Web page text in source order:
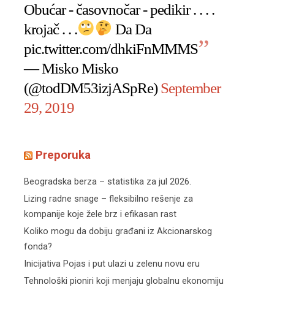
Obućar - časovnočar - pedikir . . . .
krojač . . .
Da Da
pic.twitter.com/dhkiFnMMMS
— Misko Misko
(@todDM53izjASpRe)September
29, 2019
Preporuka
Beogradska berza – statistika za jul 2026.
Lizing radne snage – fleksibilno rešenje za
kompanije koje žele brz i efikasan rast
Koliko mogu da dobiju građani iz Akcionarskog
fonda?
Inicijativa Pojas i put ulazi u zelenu novu eru
Tehnološki pioniri koji menjaju globalnu ekonomiju